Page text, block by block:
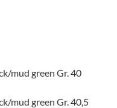
mud green Gr. 40
mud green Gr. 40,5